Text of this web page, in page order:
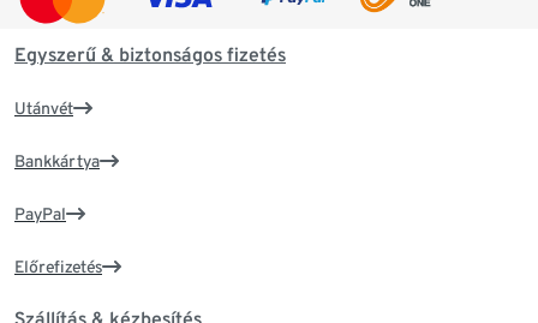
Egyszerű & biztonságos fizetés
Utánvét
Bankkártya
PayPal
Előrefizetés